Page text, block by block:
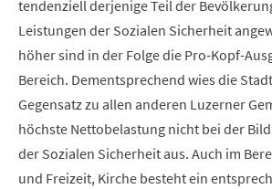
tendenziell derjenige Teil der
Leistungen der Sozialen Sicherheit
höher sind in der Folge die Pro-Kopf-
Bereich. Dementsprechend wies die
Gegensatz zu allen anderen Luzerner
höchste Nettobelastung nicht bei der
der Sozialen Sicherheit aus. Auch im
und Freizeit, Kirche besteht ein